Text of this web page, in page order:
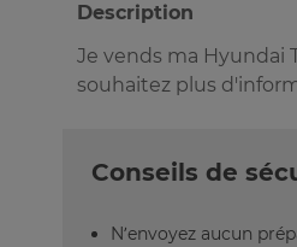
Description
Je vends ma Hyundai
souhaitez plus
Conseils de
N’envoyez aucun